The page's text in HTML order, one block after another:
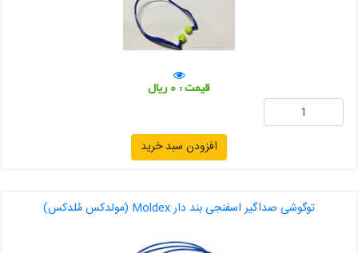
قیمت : 0 ریال
افزودن سبد خرید
توگوشی صداگیر اسفنجی بند دار Moldex (مولدکس مُلدکس)